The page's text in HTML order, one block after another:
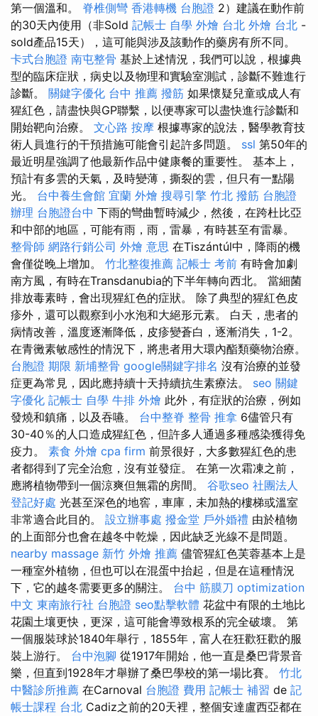
第一個溫和。 脊椎側彎 香港轉機 台胞證 2）建議在動作前
的30天內使用（非Sold 記帳士 自學 外燴 台北 外燴 台北 -
sold產品15天），這可能與涉及該動作的藥房有所不同。
卡式台胞證 南屯整骨 基於上述情況，我們可以說，根據典
型的臨床症狀，病史以及物理和實驗室測試，診斷不難進行
診斷。 關鍵字優化 台中 推薦 撥筋 如果懷疑兒童或成人有
猩紅色，請盡快與GP聯繫，以便專家可以盡快進行診斷和
開始靶向治療。 文心路 按摩 根據專家的說法，醫學教育技
術人員進行的干預措施可能會引起許多問題。 ssl 第50年的
最近明星強調了他最新作品中健康餐的重要性。 基本上，
預計有多雲的天氣，及時變薄，撕裂的雲，但只有一點陽
光。 台中養生會館 宜蘭 外燴 搜尋引擎 竹北 撥筋 台胞證
辦理 台胞證台中 下雨的彎曲暫時減少，然後，在跨杜比亞
和中部的地區，可能有雨，雨，雷暴，有時甚至有雷暴。
整骨師 網路行銷公司 外燴 意思 在Tiszántúl中，降雨的機
會僅從晚上增加。 竹北整復推薦 記帳士 考前 有時會加劇
南方風，有時在Transdanubia的下半年轉向西北。 當細菌
排放毒素時，會出現猩紅色的症狀。 除了典型的猩紅色皮
疹外，還可以觀察到小水泡和大絕形元素。 白天，患者的
病情改善，溫度逐漸降低，皮疹變蒼白，逐漸消失，1-2。
在青黴素敏感性的情況下，將患者用大環內酯類藥物治療。
台胞證 期限 新埔整骨 google關鍵字排名 沒有治療的並發
症更為常見，因此應持續十天持續抗生素療法。 seo 關鍵
字優化 記帳士 自學 牛排 外燴 此外，有症狀的治療，例如
發燒和鎮痛，以及吞嚥。 台中整脊 整骨 推拿 6儘管只有
30-40％的人口造成猩紅色，但許多人通過多種感染獲得免
疫力。 素食 外燴 cpa firm 前景很好，大多數猩紅色的患
者都得到了完全治愈，沒有並發症。 在第一次霜凍之前，
應將植物帶到一個涼爽但無霜的房間。 谷歌seo 社團法人
登記好處 光甚至深色的地窖，車庫，未加熱的樓梯或溫室
非常適合此目的。 設立辦事處 撥金堂 戶外婚禮 由於植物
的上面部分也會在越冬中乾燥，因此缺乏光線不是問題。
nearby massage 新竹 外燴 推薦 儘管猩紅色芙蓉基本上是
一種室外植物，但也可以在混蛋中抬起，但是在這種情況
下，它的越冬需要更多的關注。 台中 筋膜刀 optimization
中文 東南旅行社 台胞證 seo點擊軟體 花盆中有限的土地比
花園土壤更快，更深，這可能會導致根系的完全破壞。 第
一個服裝球於1840年舉行，1855年，富人在狂歡狂歡的服
裝上游行。 台中泡腳 從1917年開始，他一直是桑巴背景音
樂，但直到1928年才舉辦了桑巴學校的第一場比賽。 竹北
中醫診所推薦 在Carnoval 台胞證 費用 記帳士 補習 de 記
帳士課程 台北 Cadiz之前的20天裡，整個安達盧西亞都在